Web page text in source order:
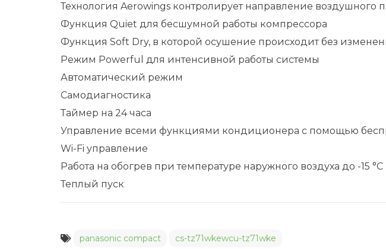
Технология Aerowings контролирует направление воздушного
Функция Quiet для бесшумной работы компрессора
Функция Soft Dry, в которой осушение происходит без
Режим Powerful для интенсивной работы системы
Автоматический режим
Самодиагностика
Таймер на 24 часа
Управление всеми функциями кондиционера с помощью
Wi-Fi управление
Работа на обогрев при температуре наружного воздуха до -15 °C
Теплый пуск
panasonic compact cs-tz71wkewcu-tz71wke